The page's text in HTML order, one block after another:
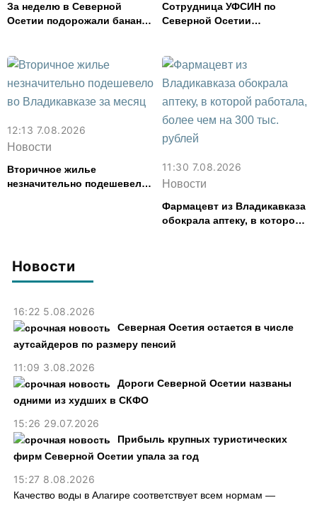
Новости
16:22 5.08.2026
Северная Осетия остается в числе
аутсайдеров по размеру пенсий
11:09 3.08.2026
Дороги Северной Осетии названы
одними из худших в СКФО
15:26 29.07.2026
Прибыль крупных туристических
фирм Северной Осетии упала за год
15:27 8.08.2026
Качество воды в Алагире соответствует всем нормам —
За неделю в Северной
Осетии подорожали бананы
картофель
Сотрудница УФСИН по
Северной Осетии
смыслов»
12:13 7.08.2026
Новости
Вторичное жилье
незначительно подешевело
11:30 7.08.2026
Новости
Фармацевт из Владикавказа
обокрала аптеку, в которой